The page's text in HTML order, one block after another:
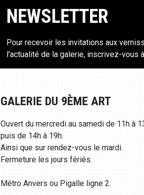
NEWSLETTER
Pour recevoir les invitations aux
l'actualité de la galerie, inscrivez-vous
GALERIE DU 9ÈME ART
Ouvert du mercredi au samedi de 11h à
puis de 14h à 19h.
Ainsi que sur rendez-vous le mardi.
Fermeture les jours fériés.
Métro Anvers ou Pigalle ligne 2.